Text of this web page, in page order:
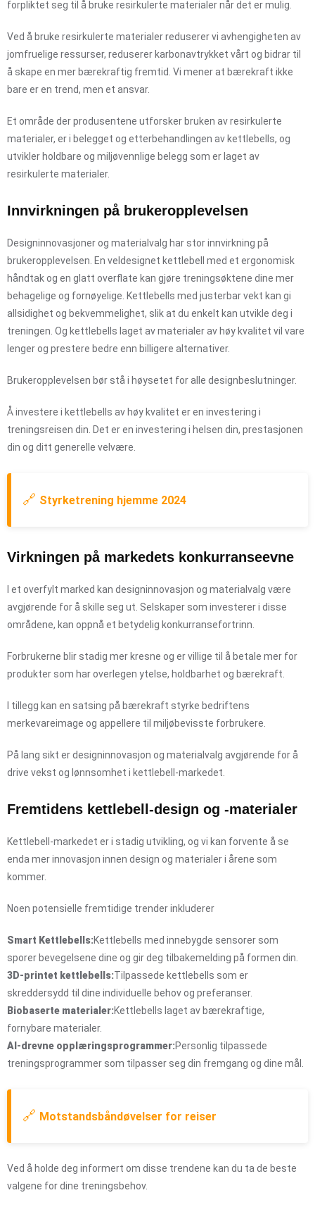
forpliktet seg til å bruke resirkulerte materialer når det er mulig.
Ved å bruke resirkulerte materialer reduserer vi avhengigheten av
jomfruelige ressurser, reduserer karbonavtrykket vårt og bidrar til
å skape en mer bærekraftig fremtid. Vi mener at bærekraft ikke
bare er en trend, men et ansvar.
Et område der produsentene utforsker bruken av resirkulerte
materialer, er i belegget og etterbehandlingen av kettlebells, og
utvikler holdbare og miljøvennlige belegg som er laget av
resirkulerte materialer.
Innvirkningen på brukeropplevelsen
Designinnovasjoner og materialvalg har stor innvirkning på
brukeropplevelsen. En veldesignet kettlebell med et ergonomisk
håndtak og en glatt overflate kan gjøre treningsøktene dine mer
behagelige og fornøyelige. Kettlebells med justerbar vekt kan gi
allsidighet og bekvemmelighet, slik at du enkelt kan utvikle deg i
treningen. Og kettlebells laget av materialer av høy kvalitet vil vare
lenger og prestere bedre enn billigere alternativer.
Brukeropplevelsen bør stå i høysetet for alle designbeslutninger.
Å investere i kettlebells av høy kvalitet er en investering i
treningsreisen din. Det er en investering i helsen din, prestasjonen
din og ditt generelle velvære.
🔗 Styrketrening hjemme 2024
Virkningen på markedets konkurranseevne
I et overfylt marked kan designinnovasjon og materialvalg være
avgjørende for å skille seg ut. Selskaper som investerer i disse
områdene, kan oppnå et betydelig konkurransefortrinn.
Forbrukerne blir stadig mer kresne og er villige til å betale mer for
produkter som har overlegen ytelse, holdbarhet og bærekraft.
I tillegg kan en satsing på bærekraft styrke bedriftens
merkevareimage og appellere til miljøbevisste forbrukere.
På lang sikt er designinnovasjon og materialvalg avgjørende for å
drive vekst og lønnsomhet i kettlebell-markedet.
Fremtidens kettlebell-design og -materialer
Kettlebell-markedet er i stadig utvikling, og vi kan forvente å se
enda mer innovasjon innen design og materialer i årene som
kommer.
Noen potensielle fremtidige trender inkluderer
Smart Kettlebells:Kettlebells med innebygde sensorer som
sporer bevegelsene dine og gir deg tilbakemelding på formen din.
3D-printet kettlebells:Tilpassede kettlebells som er
skreddersydd til dine individuelle behov og preferanser.
Biobaserte materialer:Kettlebells laget av bærekraftige,
fornybare materialer.
AI-drevne opplæringsprogrammer:Personlig tilpassede
treningsprogrammer som tilpasser seg din fremgang og dine mål.
🔗 Motstandsbåndøvelser for reiser
Ved å holde deg informert om disse trendene kan du ta de beste
valgene for dine treningsbehov.